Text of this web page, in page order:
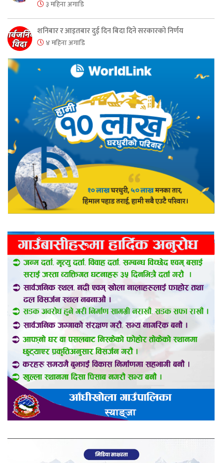
३ महिना अगाडि
शनिबार र आइतबार दुई दिन बिदा दिने सरकारको निर्णय
४ महिना अगाडि